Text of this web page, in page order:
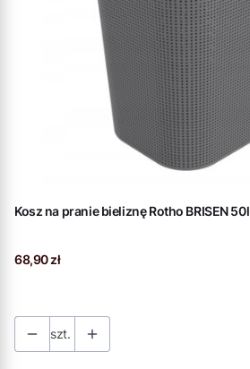
Kosz na pranie bieliznę Rotho BRISEN 50l
Cena
68,90 zł
szt.